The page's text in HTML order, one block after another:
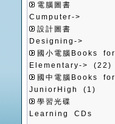
電腦圖書
Cumputer->
設計圖書
Designing->
國小電腦Books for
Elementary->
(22)
國中電腦Books for
JuniorHigh
(1)
學習光碟
Learning CDs